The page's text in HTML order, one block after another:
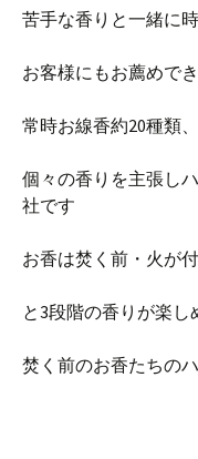
苦手な香りと一緒に
お客様にもお薦めで
常時お線香約20種類
個々の香りを主張し
社です
お香は焚く前・火が
と3段階の香りが楽し
焚く前のお香たちの